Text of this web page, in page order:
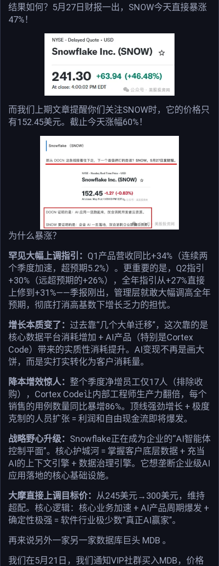
结果如何？5月27日财报一出，SNOW今天直接暴涨
47%！
而我们上期文章提醒你们关注SNOW时，它的价格只
有152.45美元。截止今天涨幅60%！
为什么暴涨？
罕见大幅上调指引： Q1产品营收同比+34%（连续两
个季度加速，超预期5.2%）。更重要的是，Q2指引
+30%（远超预期的+26%），全年指引从+27%直接
上修到+31%——季报刚出，管理层就敢大幅调高全年
预期，彻底打消高基数下增长乏力的担忧。
增长本质变了： 过去靠“几个大单迁移”，这次靠的是
核心数据平台消耗增加 + AI产品（特别是Cortex
Code）带来的实质性消耗提升。AI变现不再是画大
饼，而是实打实转化为客户消耗量。
降本增效惊人： 整个季度净增员工仅17人（排除收
购），Cortex Code让内部工程师生产力翻倍，每个
销售的用例数量同比暴增86%。顶线强劲增长 + 极度
克制的人员扩张 = 利润和自由现金流即将爆发。
战略野心升级： Snowflake正在成为企业的“AI智能体
控制平面”。核心护城河 = 掌握客户底层数据 + 充当
AI的上下文引擎 + 数据治理引擎。它想垄断企业级AI
应用落地的核心基础设施。
大摩直接上调目标价： 从245美元→300美元，维持
超配。核心逻辑：核心业务加速 + AI产品周期爆发 +
确定性极强 = 软件行业极少数“真正AI赢家”。
再来说另外一家另一家数据库巨头 MDB 。
我们在5月21日，我们通知VIP社群买入MDB，价格